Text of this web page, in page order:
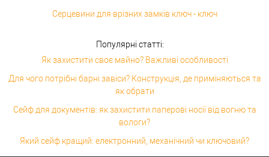
Серцевини для врізних замків ключ - ключ
Популярні статті:
Як захистити своє майно? Важливі особливості
Для чого потрібні барні завіси? Конструкція, де приміняються та
як обрати
Сейф для документів: як захистити паперові носії від вогню та
вологи?
Який сейф кращий: електронний, механічний чи ключовий?